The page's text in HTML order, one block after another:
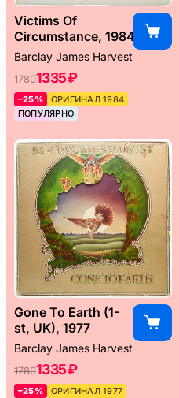
Victims Of
Circumstance, 1984
Barclay James Harvest
17801335 ₽
–25%
ОРИГИНАЛ 1984
ПОПУЛЯРНО
Gone To Earth (1-
st, UK), 1977
Barclay James Harvest
17801335 ₽
–25%
ОРИГИНАЛ 1977